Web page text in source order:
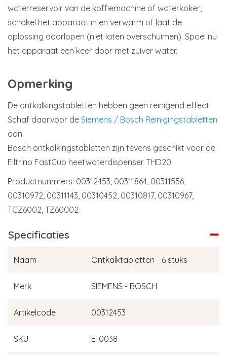
waterreservoir van de koffiemachine of waterkoker,
schakel het apparaat in en verwarm of laat de
oplossing doorlopen (niet laten overschuimen). Spoel nu
het apparaat een keer door met zuiver water.
Opmerking
De ontkalkingstabletten hebben geen reinigend effect.
Schaf daarvoor de Siemens / Bosch Reinigingstabletten
aan.
Bosch ontkalkingstabletten zijn tevens geschikt voor de
Filtrino FastCup heetwaterdispenser THD20.
Productnummers: 00312453, 00311864, 00311556,
00310972, 00311143, 00310452, 00310817, 00310967,
TCZ6002, TZ60002
Specificaties
Naam Ontkalktabletten - 6 stuks
Merk SIEMENS - BOSCH
Artikelcode 00312453
SKU E-0038